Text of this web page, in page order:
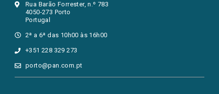
Rua Barão Forrester, n.º 783
4050-273 Porto
Portugal
2ª a 6ª das 10h00 às 16h00
+351 228 329 273
porto@pan.com.pt